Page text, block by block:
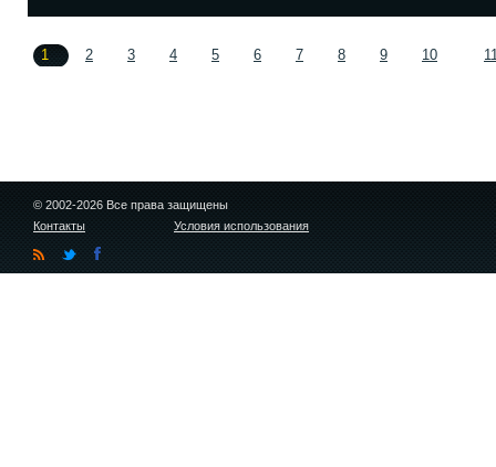
1 2 3 4 5 6 7 8 9 10
© 2002-2026 Все права защищены
Контакты
Условия использования